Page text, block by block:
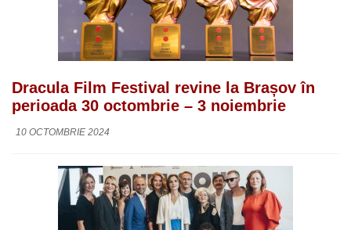
Dracula Film Festival revine la Brașov în
perioada 30 octombrie – 3 noiembrie
10 OCTOMBRIE 2024